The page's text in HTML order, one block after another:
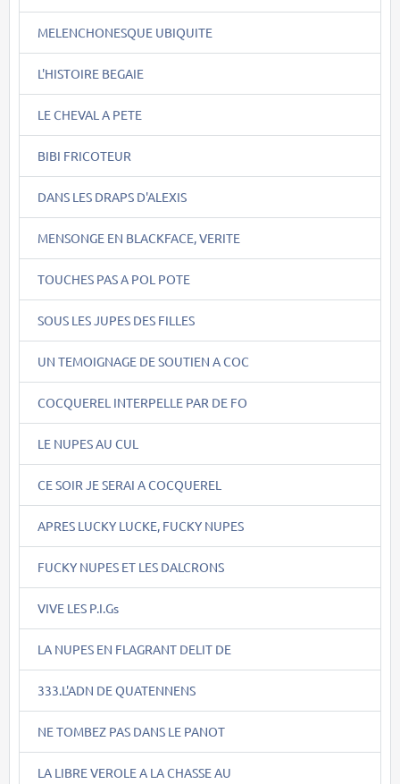
MELENCHONESQUE UBIQUITE
L'HISTOIRE BEGAIE
LE CHEVAL A PETE
BIBI FRICOTEUR
DANS LES DRAPS D'ALEXIS
MENSONGE EN BLACKFACE, VERITE
TOUCHES PAS A POL POTE
SOUS LES JUPES DES FILLES
UN TEMOIGNAGE DE SOUTIEN A COC
COCQUEREL INTERPELLE PAR DE FO
LE NUPES AU CUL
CE SOIR JE SERAI A COCQUEREL
APRES LUCKY LUCKE, FUCKY NUPES
FUCKY NUPES ET LES DALCRONS
VIVE LES P.I.Gs
LA NUPES EN FLAGRANT DELIT DE
333.L'ADN DE QUATENNENS
NE TOMBEZ PAS DANS LE PANOT
LA LIBRE VEROLE A LA CHASSE AU